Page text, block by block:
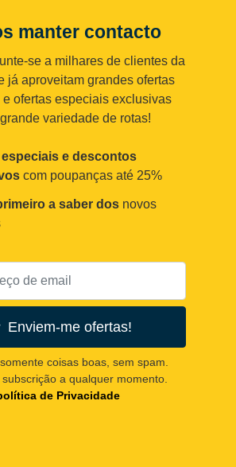
manter contacto
se a milhares de clientes da
já aproveitam grandes ofertas
e ofertas especiais exclusivas
variedade de rotas!
e descontos
com poupanças até 25%
a saber dos novos
Enviem-me ofertas!
coisas boas, sem spam.
a qualquer momento.
de Privacidade